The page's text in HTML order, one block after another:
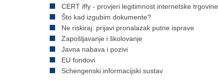
CERT iffy - provjeri legitimnost internetske trgovine
Što kad izgubim dokumente?
Ne riskiraj: prijavi pronalazak putne isprave
Zapošljavanje i školovanje
Javna nabava i pozivi
EU fondovi
Schengenski informacijski sustav